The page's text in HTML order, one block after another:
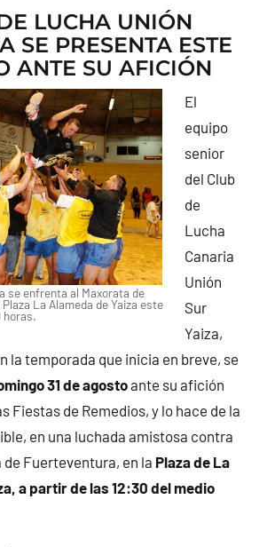
LUCHA UNIÓN
SE PRESENTA ESTE
ANTE SU AFICIÓN
se enfrenta al Maxorata de
La Alameda de Yaiza este
horas.
El
equipo
senior
del Club
de
Lucha
Canaria
Unión
Sur
Yaiza,
la temporada que inicia en breve, se
31 de agostoante su afición
Fiestas de Remedios, y lo hace de la
en una luchada amistosa contra
de Fuerteventura, en la Plaza de La
a partir de las 12:30 del medio